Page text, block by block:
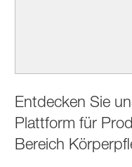
Entdecken Sie
Plattform für
Bereich